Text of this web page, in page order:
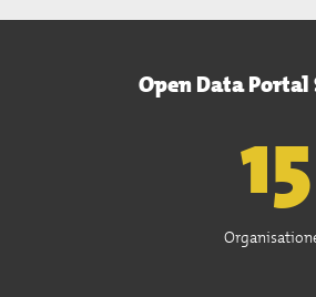
Open Data
15